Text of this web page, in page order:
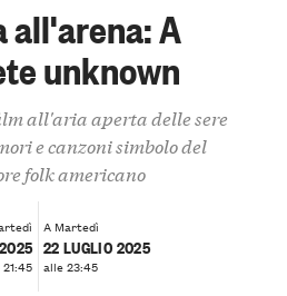
all'arena: A
unknown
all'aria aperta delle sere
e canzoni simbolo del
folk americano
A Martedì
22 LUGLIO 2025
alle 23:45